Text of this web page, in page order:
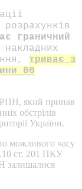
граничний
накладних
триває з
00
який припав
обстрілів
України.
можливого часу
ст. 201 ПКУ
залишалися